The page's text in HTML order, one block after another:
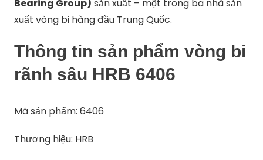
Bearing Group) sản xuất – một trong ba nhà sản
xuất vòng bi hàng đầu Trung Quốc.
Thông tin sản phẩm vòng bi
rãnh sâu HRB 6406
Mã sản phẩm: 6406
Thương hiệu: HRB